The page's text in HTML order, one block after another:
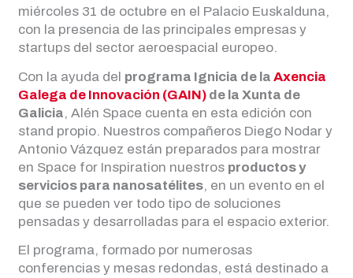
miércoles 31 de octubre en el Palacio Euskalduna,
con la presencia de las principales empresas y
startups del sector aeroespacial europeo.
Con la ayuda del programa Ignicia de laAxencia
Galega de Innovación (GAIN) de la Xunta de
Galicia, Alén Space cuenta en esta edición con
stand propio. Nuestros compañeros Diego Nodar y
Antonio Vázquez están preparados para mostrar
en Space for Inspiration nuestros productos y
servicios para nanosatélites, en un evento en el
que se pueden ver todo tipo de soluciones
pensadas y desarrolladas para el espacio exterior.
El programa, formado por numerosas
conferencias y mesas redondas, está destinado a